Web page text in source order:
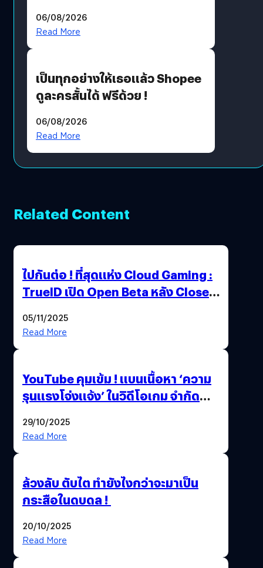
?
06/08/2026
Read More
เป็นทุกอย่างให้เธอแล้ว Shopee
ดูละครสั้นได้ ฟรีด้วย !
06/08/2026
Read More
Related Content
ไปกันต่อ ! ที่สุดแห่ง Cloud Gaming :
TrueID เปิด Open Beta หลัง Close
Thailand Game Show 2025 ทะลุ 15
05/11/2025
Read More
YouTube คุมเข้ม ! แบนเนื้อหา ‘ความ
รุนแรงโจ่งแจ้ง’ ในวิดีโอเกม จำกัด
29/10/2025
Read More
ล้วงลับ ตับไต ทำยังไงกว่าจะมาเป็น
กระสือในดบดล !
20/10/2025
Read More